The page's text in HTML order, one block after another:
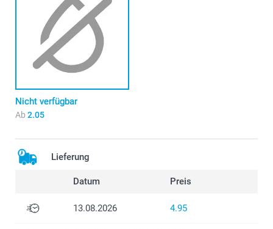
Nicht verfügbar
Ab 2.05
Lieferung
Datum Preis
13.08.2026 4.95